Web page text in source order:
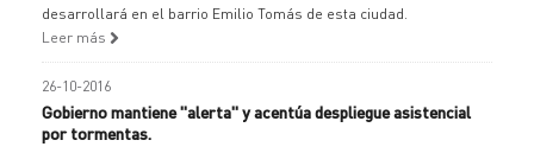
desarrollará en el barrio Emilio Tomás de esta ciudad.
Leer más
26-10-2016
Gobierno mantiene "alerta" y acentúa despliegue asistencial
por tormentas.